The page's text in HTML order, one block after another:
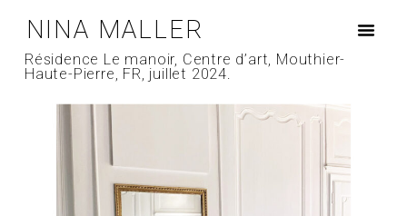
NINA MALLER
Résidence Le manoir, Centre d’art, Mouthier-
Haute-Pierre, FR, juillet 2024.